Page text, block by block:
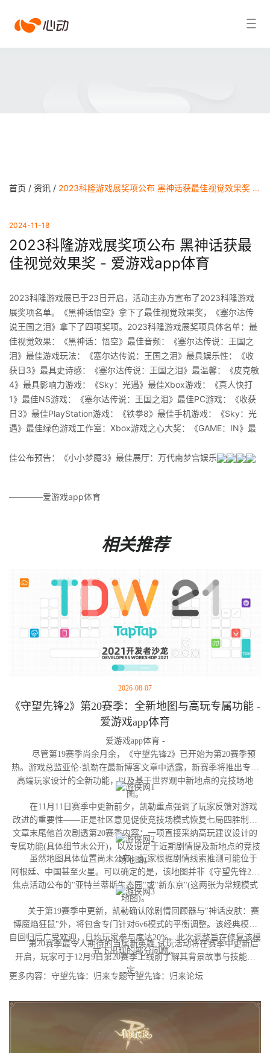
爱搜索结果
首页 / 资讯 / 2023科隆游戏展奖项公布 黑神话获最佳视觉效果奖 - 爱游戏app体育
2024-11-18
2023科隆游戏展奖项公布 黑神话获最
佳视觉效果奖 - 爱游戏app体育
2023科隆游戏展已于23日开启，活动主办方宣布了2023科隆游戏
展奖项名单。《黑神话悟空》拿下了最佳视觉效果奖，《塞尔达传
说王国之泪》拿下了四项奖项。2023科隆游戏展奖项具体名单：最
佳视觉效果：《黑神话：悟空》最佳音频：《塞尔达传说：王国之
泪》最佳游戏玩法：《塞尔达传说：王国之泪》最具娱乐性：《收
获日3》最具史诗感：《塞尔达传说：王国之泪》最温馨：《皮克敏
4》最具影响力游戏：《Sky：光遇》最佳Xbox游戏：《真人快打
1》最佳NS游戏：《塞尔达传说：王国之泪》最佳PC游戏：《收获
日3》最佳PlayStation游戏：《铁拳8》最佳手机游戏：《Sky：光
遇》最佳绿色游戏工作室：Xbox游戏之心大奖：《GAME：IN》最
佳公布预告：《小小梦魇3》最佳展厅：万代南梦宫娱乐
————爱游戏app体育
相关推荐
2026-08-07
《守望先锋2》第20赛季：全新地图与高玩专属功能 -
爱游戏app体育
爱游戏app体育 -
尽管第19赛季尚余月余，《守望先锋2》已开始为第20赛季预
热。游戏总监亚伦·凯勒在最新博客文章中透露，新赛季将推出专为
高端玩家设计的全新功能，以及基于世界观中新地点的竞技场地
图。
在11月11日赛季中更新前夕，凯勒重点强调了玩家反馈对游戏
改进的重要性——正是社区意见促使竞技场模式恢复七局四胜制。
文章末尾他首次剧透第20赛季内容：一项直接采纳高玩建议设计的
专属功能(具体细节未公开)，以及设定于近期剧情提及新地点的竞技
场地图。
虽然地图具体位置尚未公布，玩家根据剧情线索推测可能位于
阿根廷、中国甚至火星。可以确定的是，该地图并非《守望先锋2》
焦点活动公布的"亚特兰蒂斯生态园"或"新东京"(这两张为常规模式
地图)。
关于第19赛季中更新，凯勒确认除剧情回顾器与"神话皮肤：赛
博魔焰狂鼠"外，将包含专门针对6v6模式的平衡调整。该经典模式
自回归后广受欢迎，日均玩家参与度达20%。此次调整旨在修复该模
式下出现的部分问题。
第20赛季最令人期待的当属新英雄,试玩活动将在赛季中更新后
开启，玩家可于12月9日第20赛季上线前了解其背景故事与技能设
定。
更多内容：守望先锋：归来专题守望先锋：归来论坛